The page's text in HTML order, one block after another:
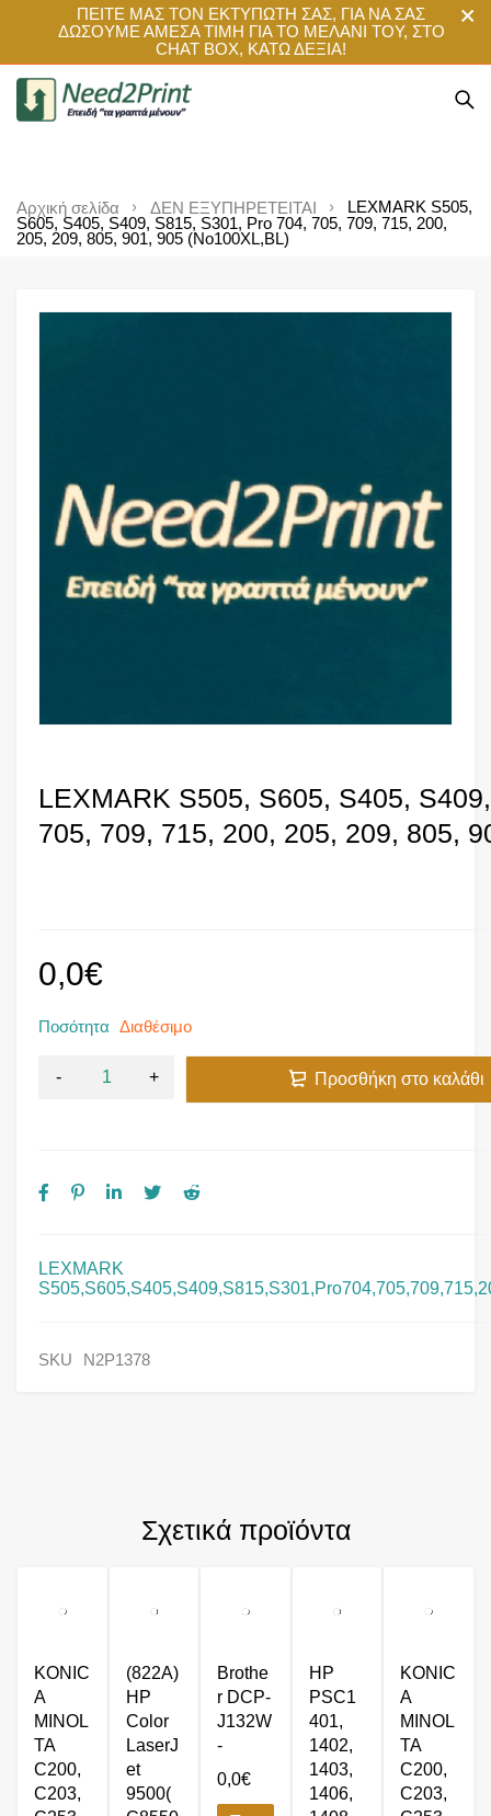
ΠΕΙΤΕ ΜΑΣ ΤΟΝ ΕΚΤΥΠΩΤΗ ΣΑΣ, ΓΙΑ ΝΑ ΣΑΣ
ΔΩΣΟΥΜΕ ΑΜΕΣΑ ΤΙΜΗ ΓΙΑ ΤΟ ΜΕΛΑΝΙ ΤΟΥ, ΣΤΟ
CHAT BOX, ΚΑΤΩ ΔΕΞΙΑ!
Αρχική σελίδα ΔΕΝ ΕΞΥΠΗΡΕΤΕΙΤΑΙ
LEXMARK S505,
S605, S405, S409, S815, S301, Pro 704, 705, 709, 715, 200,
205, 209, 805, 901, 905 (No100XL,BL)
LEXMARK S505, S605, S405,
705, 709, 715, 200, 205, 209, 805,
LEXMARK
0,0€
Ποσότητα Διαθέσιμο
Προσθήκη στο καλάθι
SKU N2P1378
Σχετικά προϊόντα
KONIC
A
MINOL
TA
C200,
C203,
(822Α)
HP
Color
LaserJ
et
9500(
Brothe
r DCP-
J132W
-
0,0€
HP
PSC1
401,
1402,
1403,
1406,
KONIC
A
MINOL
TA
C200,
C203,